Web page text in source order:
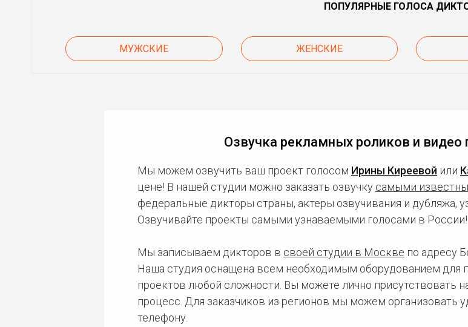
ПОПУЛЯРНЫЕ ГОЛОСА
МУЖСКИЕ ЖЕНСКИЕ
Озвучка рекламных роликов и
Мы можем озвучить ваш проект голосом Ирины Киреевой или
цене! В нашей студии можно заказать озвучку самыми
федеральные дикторы страны, актеры озвучивания и дубляжа,
Озвучивайте проекты самыми узнаваемыми голосами в России!
Мы записываем дикторов в своей студии в Москве по адресу
Наша студия оснащена всем необходимым оборудованием для
проектов любой сложности. Вы можете лично присутствовать
процесс. Для заказчиков из регионов мы можем организовать
телефону.